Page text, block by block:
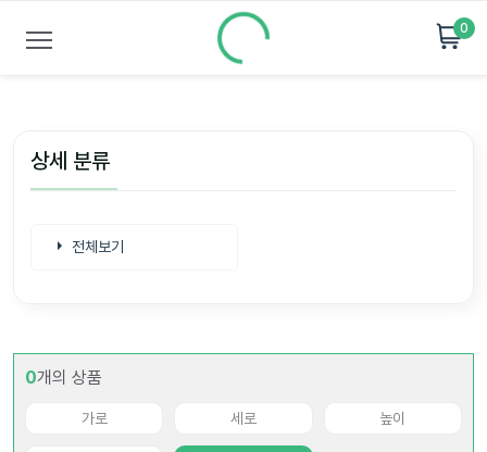
0
상세 분류
전체보기
0개의 상품